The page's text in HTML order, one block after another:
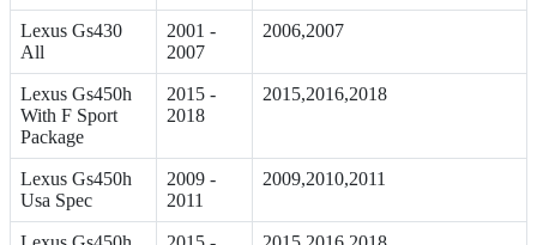
Lexus Gs430
All
2001 -
2007
2006,2007
Lexus Gs450h
With F Sport
Package
2015 -
2018
2015,2016,2018
Lexus Gs450h
Usa Spec
2009 -
2011
2009,2010,2011